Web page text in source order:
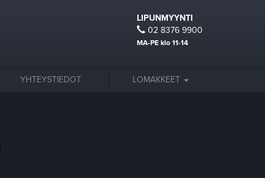
LIPUNMYYNTI
02 8376 9900
MA-PE klo 11-14
YHTEYSTIEDOT LOMAKKEET